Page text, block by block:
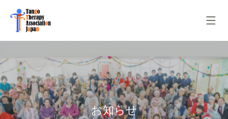
お知らせ